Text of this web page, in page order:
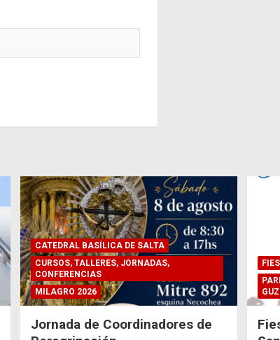
CATEDRAL BASÍLICA DE SALTA
CURSOS, TALLERES, JORNADAS,
CONFERENCIAS
MILAGRO 2026
Jornada de Coordinadores de